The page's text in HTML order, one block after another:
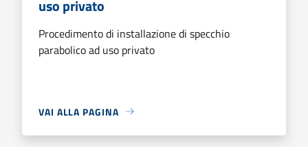
uso privato
Procedimento di installazione di specchio
parabolico ad uso privato
VAI ALLA PAGINA